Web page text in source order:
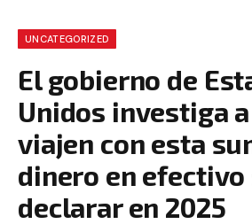
UNCATEGORIZED
El gobierno de
Unidos investiga
viajen con esta
dinero en efectivo
declarar en 2025